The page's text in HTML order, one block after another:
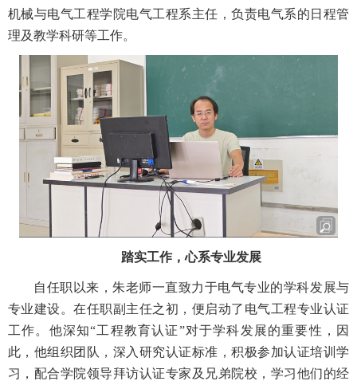
机械与电气工程学院电气工程系主任，负责电气系的日程管
理及教学科研等工作。
踏实工作，心系专业发展
自任职以来，朱老师一直致力于电气专业的学科发展与
专业建设。在任职副主任之初，便启动了电气工程专业认证
工作。他深知“工程教育认证”对于学科发展的重要性，因
此，他组织团队，深入研究认证标准，积极参加认证培训学
习，配合学院领导拜访认证专家及兄弟院校，学习他们的经